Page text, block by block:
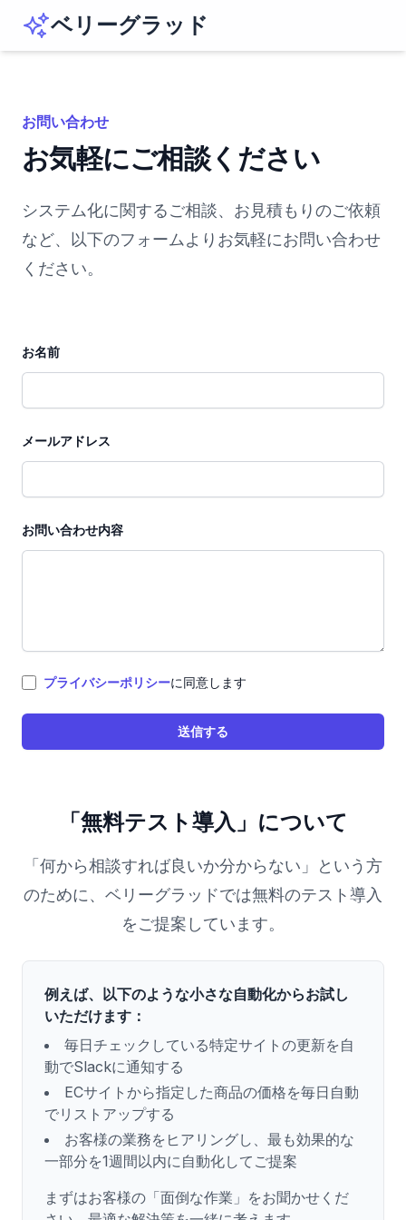
ベリーグラッド
お問い合わせ
お気軽にご相談ください
システム化に関するご相談、お見積もりのご依頼
など、以下のフォームよりお気軽にお問い合わせ
ください。
お名前
メールアドレス
お問い合わせ内容
プライバシーポリシーに同意します
送信する
「無料テスト導入」について
「何から相談すれば良いか分からない」という方
のために、ベリーグラッドでは無料のテスト導入
をご提案しています。
例えば、以下のような小さな自動化からお試し
いただけます：
毎日チェックしている特定サイトの更新を自
動でSlackに通知する
ECサイトから指定した商品の価格を毎日自動
でリストアップする
お客様の業務をヒアリングし、最も効果的な
一部分を1週間以内に自動化してご提案
まずはお客様の「面倒な作業」をお聞かせくだ